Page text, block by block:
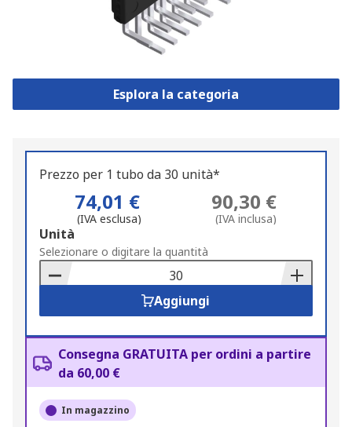
Esplora la categoria
Prezzo per 1 tubo da 30 unità*
74,01 €
(IVA esclusa)
90,30 €
(IVA inclusa)
Add
to
Basket
Unità
Selezionare o digitare la quantità
Aggiungi
Consegna GRATUITA per ordini a partire
da 60,00 €
In magazzino